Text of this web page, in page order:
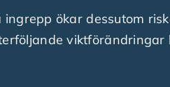
ökar dessutom
viktförändringar